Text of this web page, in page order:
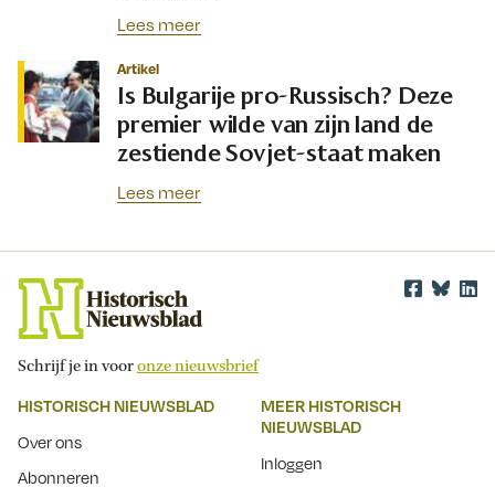
Lees meer
Artikel
Is Bulgarije pro-Russisch? Deze
premier wilde van zijn land de
zestiende Sovjet-staat maken
Lees meer
Schrijf je in vooronze nieuwsbrief
HISTORISCH NIEUWSBLAD
Over ons
Abonneren
MEER HISTORISCH
NIEUWSBLAD
Inloggen